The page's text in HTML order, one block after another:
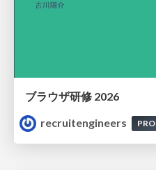
ブラウザ研修 2026
recruitengineers
PRO